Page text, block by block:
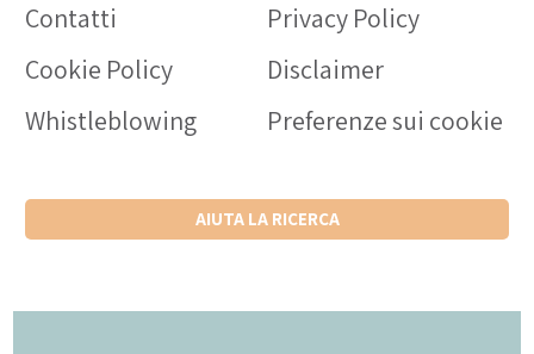
Contatti
Privacy Policy
Cookie Policy
Disclaimer
Whistleblowing
Preferenze sui cookie
AIUTA LA RICERCA